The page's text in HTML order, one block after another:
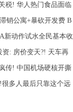
税! 华人热门食品面临
销公寓+暴砍开发费 B
新动作试水全民基本收
资: 房价变天?! 天车再
传! 中国机场硬核开撕
多人最后只靠这个远